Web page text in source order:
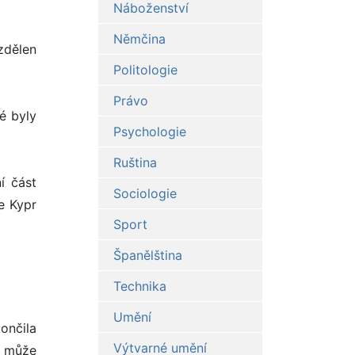
byly
část
Kypr
může
Náboženství
Němčina
Politologie
Právo
Psychologie
Ruština
Sociologie
Sport
Španělština
Technika
Umění
Výtvarné umění